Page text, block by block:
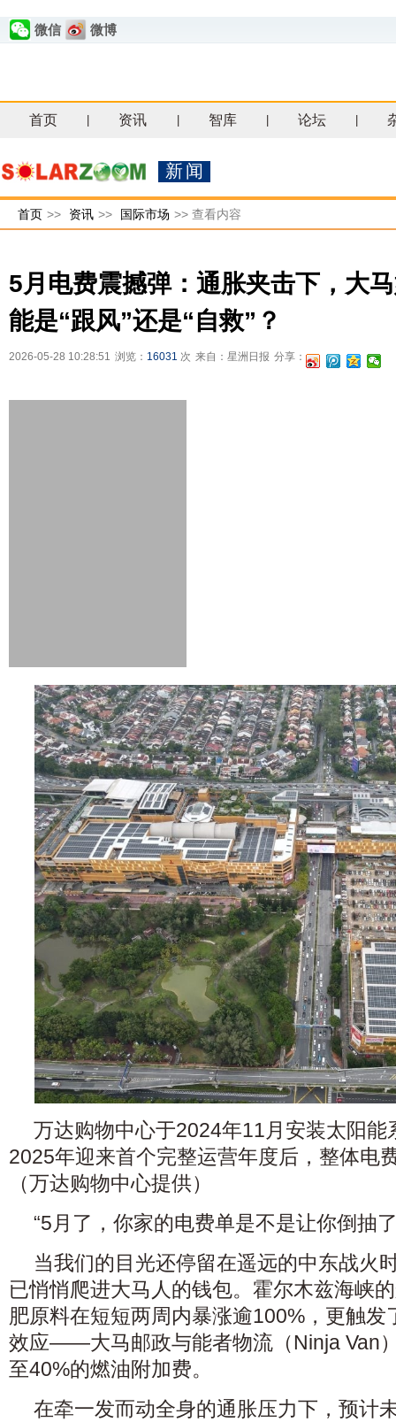
微信 微博
首页 资讯 智库 论坛
新闻
首页 >> 资讯 >> 国际市场 >> 查看内容
5月电费震撼弹：通胀夹击下，大
能是“跟风”还是“自救”？
2026-05-28 10:28:51 浏览： 16031 次 来自：星洲日报 分享：
万达购物中心于2024年11月安装太阳能
2025年迎来首个完整运营年度后，整体电
（万达购物中心提供）
“5月了，你家的电费单是不是让你倒抽
当我们的目光还停留在遥远的中东战火
已悄悄爬进大马人的钱包。霍尔木兹海峡
肥原料在短短两周内暴涨逾100%，更触发
效应——大马邮政与能者物流（Ninja Van
至40%的燃油附加费。
在牵一发而动全身的通胀压力下，预计